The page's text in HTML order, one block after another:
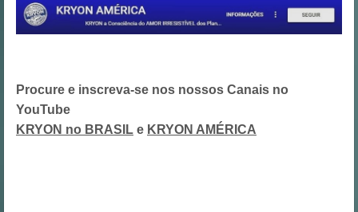
Procure e inscreva-se nos nossos Canais no
YouTube
KRYON no BRASIL e KRYON AMÉRICA